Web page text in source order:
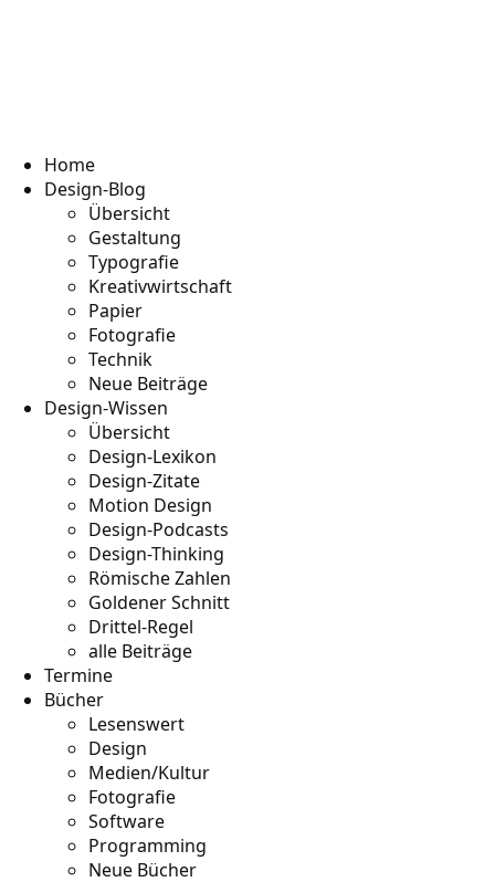
Home
Design-Blog
Übersicht
Gestaltung
Typografie
Kreativwirtschaft
Papier
Fotografie
Technik
Neue Beiträge
Design-Wissen
Übersicht
Design-Lexikon
Design-Zitate
Motion Design
Design-Podcasts
Design-Thinking
Römische Zahlen
Goldener Schnitt
Drittel-Regel
alle Beiträge
Termine
Bücher
Lesenswert
Design
Medien/Kultur
Fotografie
Software
Programming
Neue Bücher